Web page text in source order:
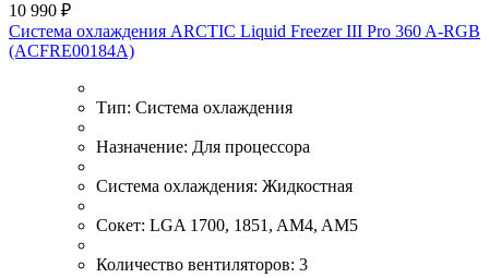
10 990 ₽
Система охлаждения ARCTIC Liquid Freezer III Pro 360 A-RGB
(ACFRE00184A)
Тип: Система охлаждения
Назначение: Для процессора
Система охлаждения: Жидкостная
Сокет: LGA 1700, 1851, AM4, AM5
Количество вентиляторов: 3